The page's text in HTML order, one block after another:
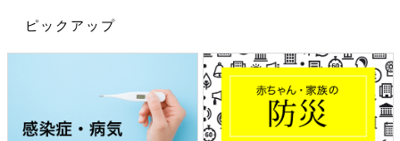
ピックアップ